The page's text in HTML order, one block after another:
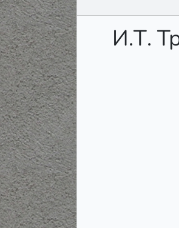
И.Т.